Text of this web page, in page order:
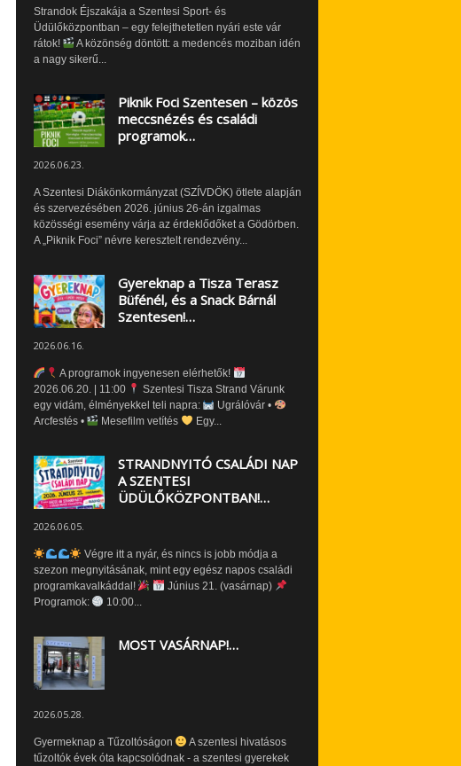
Strandok Éjszakája a Szentesi Sport- és
Üdülőközpontban – egy felejthetetlen nyári este vár
rátok!
A közönség döntött: a medencés moziban idén
a nagy sikerű...
Piknik Foci Szentesen – közös
meccsnézés és családi
programok…
2026.06.23.
A Szentesi Diákönkormányzat (SZÍVDÖK) ötlete alapján
és szervezésében 2026. június 26-án izgalmas
közösségi esemény várja az érdeklődőket a Gödörben.
A „Piknik Foci” névre keresztelt rendezvény...
Gyereknap a Tisza Terasz
Büfénél, és a Snack Bárnál
Szentesen!…
2026.06.16.
A programok ingyenesen elérhetők!
2026.06.20. | 11:00
Szentesi Tisza Strand Várunk
egy vidám, élményekkel teli napra:
Ugrálóvár •
Arcfestés •
Mesefilm vetítés Egy...
STRANDNYITÓ CSALÁDI NAP
A SZENTESI
ÜDÜLŐKÖZPONTBAN!…
2026.06.05.
Végre itt a nyár, és nincs is jobb módja a
szezon megnyitásának, mint egy egész napos családi
programkavalkáddal!
Június 21. (vasárnap)
Programok:
10:00...
MOST VASÁRNAP!…
2026.05.28.
Gyermeknap a Tűzoltóságon
A szentesi hivatásos
tűzoltók évek óta kapcsolódnak - a szentesi gyerekek